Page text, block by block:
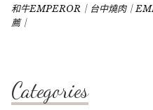
和牛EMPEROR｜台中燒肉｜
薦｜
Categories